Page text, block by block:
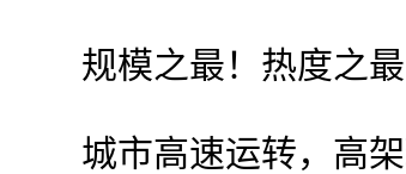
规模之最！热度之最！
城市高速运转，高架